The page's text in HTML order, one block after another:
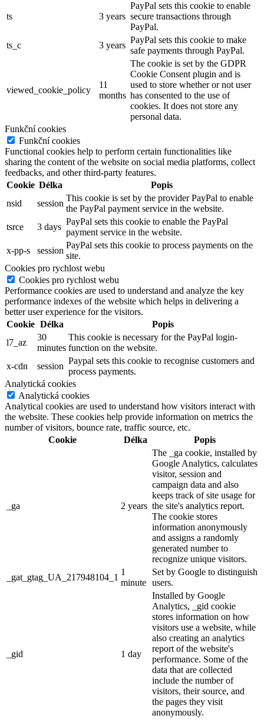
ts 3 years
PayPal sets this cookie to enable
secure transactions through
PayPal.
ts_c
3 years
PayPal sets this cookie to make
safe payments through PayPal.
viewed_cookie_policy
11
months
The cookie is set by the GDPR
Cookie Consent plugin and is
used to store whether or not user
has consented to the use of
cookies. It does not store any
personal data.
Funkční cookies
Funkční cookies
Functional cookies help to perform certain functionalities like
sharing the content of the website on social media platforms, collect
feedbacks, and other third-party features.
Cookie Délka
Popis
nsid
session
This cookie is set by the provider PayPal to enable
the PayPal payment service in the website.
tsrce
3 days
PayPal sets this cookie to enable the PayPal
payment service in the website.
x-pp-s
session
PayPal sets this cookie to process payments on the
site.
Cookies pro rychlost webu
Cookies pro rychlost webu
Performance cookies are used to understand and analyze the key
performance indexes of the website which helps in delivering a
better user experience for the visitors.
Cookie Délka
Popis
l7_az
30
minutes
This cookie is necessary for the PayPal login-
function on the website.
x-cdn
session
Paypal sets this cookie to recognise customers and
process payments.
Analytická cookies
Analytická cookies
Analytical cookies are used to understand how visitors interact with
the website. These cookies help provide information on metrics the
number of visitors, bounce rate, traffic source, etc.
Cookie
Délka Popis
_ga 2 years
The _ga cookie, installed by
Google Analytics, calculates
visitor, session and
campaign data and also
keeps track of site usage for
the site's analytics report.
The cookie stores
information anonymously
and assigns a randomly
generated number to
recognize unique visitors.
_gat_gtag_UA_217948104_1
1
minute
Set by Google to distinguish
users.
_gid 1 day
Installed by Google
Analytics, _gid cookie
stores information on how
visitors use a website, while
also creating an analytics
report of the website's
performance. Some of the
data that are collected
include the number of
visitors, their source, and
the pages they visit
anonymously.